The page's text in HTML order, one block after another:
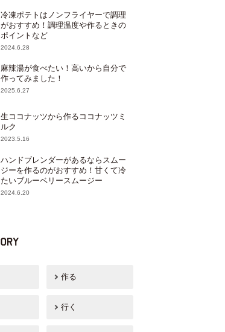
冷凍ポテトはノンフライヤーで調理
がおすすめ！調理温度や作るときの
ポイントなど
2024.6.28
麻辣湯が食べたい！高いから自分で
作ってみました！
2025.6.27
生ココナッツから作るココナッツミ
ルク
2023.5.16
ハンドブレンダーがあるならスムー
ジーを作るのがおすすめ！甘くて冷
たいブルーベリースムージー
2024.6.20
作る
行く